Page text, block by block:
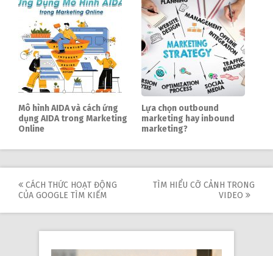
Mô hình AIDA và cách ứng
dụng AIDA trong Marketing
Online
Lựa chọn outbound
marketing hay inbound
marketing?
Post
CÁCH THỨC HOẠT ĐỘNG
CỦA GOOGLE TÌM KIẾM
TÌM HIỂU CỠ CẢNH TRONG
VIDEO